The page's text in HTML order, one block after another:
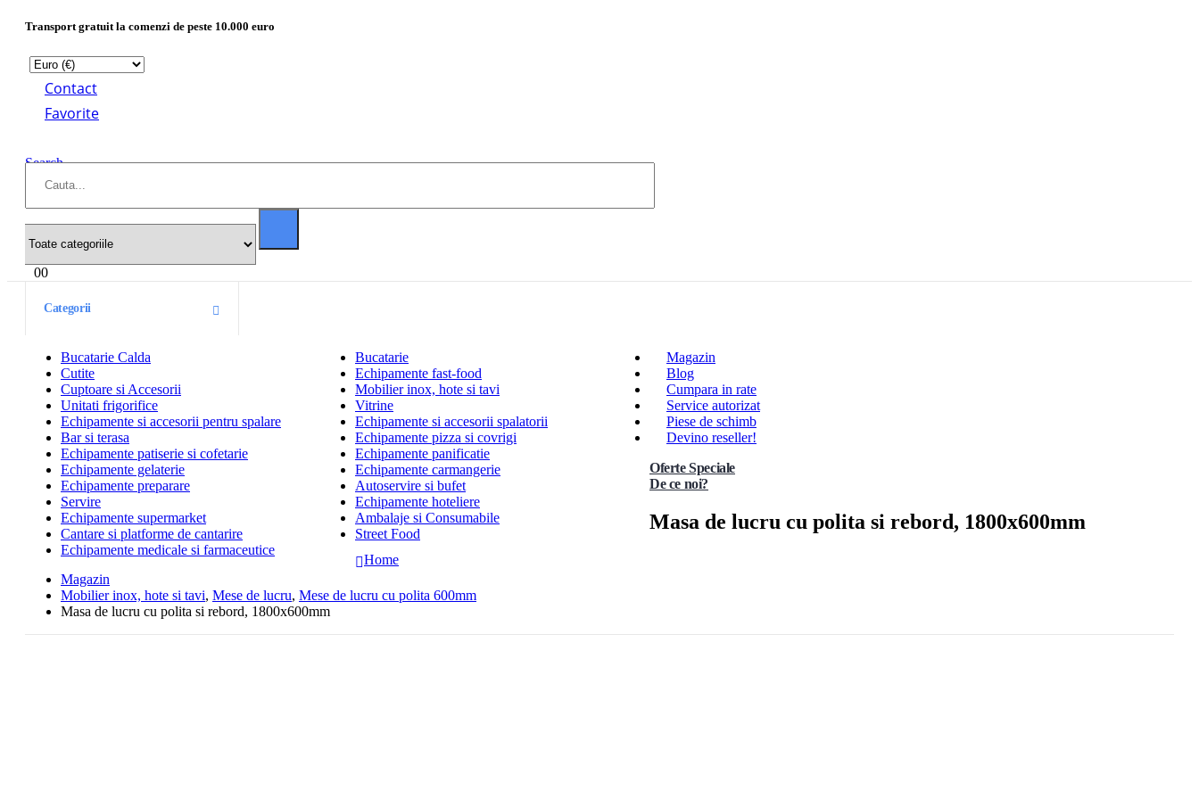
Transport gratuit la comenzi de peste 10.000 euro
Contact
Favorite
Search
00
Categorii
Bucatarie Calda
Bucatarie
Cutite
Echipamente fast-food
Cuptoare si Accesorii
Mobilier inox, hote si tavi
Unitati frigorifice
Vitrine
Echipamente si accesorii pentru spalare
Echipamente si accesorii spalatorii
Bar si terasa
Echipamente pizza si covrigi
Echipamente patiserie si cofetarie
Echipamente panificatie
Echipamente gelaterie
Echipamente carmangerie
Echipamente preparare
Autoservire si bufet
Servire
Echipamente hoteliere
Echipamente supermarket
Ambalaje si Consumabile
Cantare si platforme de cantarire
Street Food
Echipamente medicale si farmaceutice
Magazin
Blog
Cumpara in rate
Service autorizat
Piese de schimb
Devino reseller!
Oferte Speciale
De ce noi?
Masa de lucru cu polita si rebord, 1800x600mm
Home
Magazin
Mobilier inox, hote si tavi, Mese de lucru, Mese de lucru cu polita 600mm
Masa de lucru cu polita si rebord, 1800x600mm